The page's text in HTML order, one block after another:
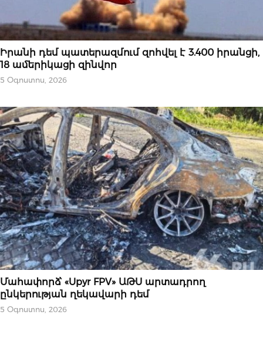
ՄԻՋԱԶԳԱՅԻՆ
Իրանի դեմ պատերազմում զոհվել է 3.400 իրանցի,
18 ամերիկացի զինվոր
5 Օգոստոս, 2026
ՄԻՋԱԶԳԱՅԻՆ
Մահափորձ՝ «Upyr FPV» ԱԹՍ արտադրող
ընկերության ղեկավարի դեմ
5 Օգոստոս, 2026